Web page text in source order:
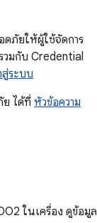
ภัยให้ผู้ใช้จัดการ
วมกับ Credential
สู่ระบบ
ย ได้ที่ หัวข้อความ
ในเครื่อง ดูข้อมูล